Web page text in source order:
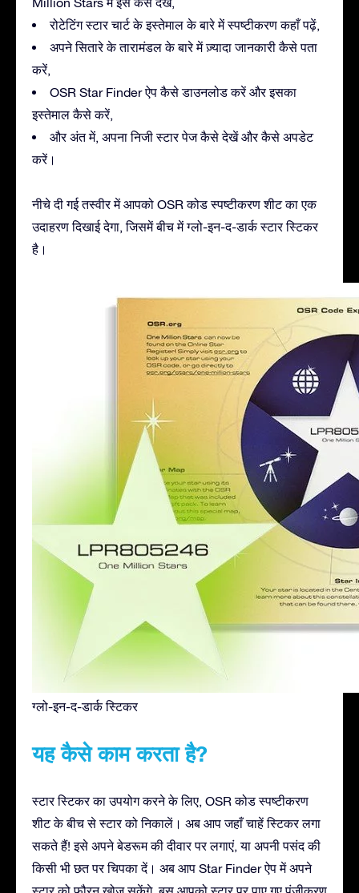
रोटेटिंग स्टार चार्ट के इस्तेमाल के बारे में स्पष्टीकरण कहाँ पढ़ें,
अपने सितारे के तारामंडल के बारे में ज़्यादा जानकारी कैसे पता
करें,
OSR Star Finder ऐप कैसे डाउनलोड करें और इसका
इस्तेमाल कैसे करें,
और अंत में, अपना निजी स्टार पेज कैसे देखें और कैसे अपडेट
करें।
नीचे दी गई तस्वीर में आपको OSR कोड स्पष्टीकरण शीट का एक
उदाहरण दिखाई देगा, जिसमें बीच में ग्लो-इन-द-डार्क स्टार स्टिकर
है।
ग्लो-इन-द-डार्क स्टिकर
यह कैसे काम करता है?
स्टार स्टिकर का उपयोग करने के लिए, OSR कोड स्पष्टीकरण
शीट के बीच से स्टार को निकालें। अब आप जहाँ चाहें स्टिकर लगा
सकते हैं! इसे अपने बेडरूम की दीवार पर लगाएं, या अपनी पसंद की
किसी भी छत पर चिपका दें। अब आप Star Finder ऐप में अपने